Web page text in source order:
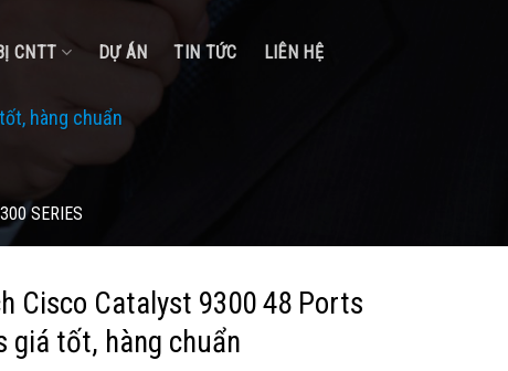
CNTT DỰ ÁN TIN TỨC LIÊN HỆ
hàng chuẩn
SERIES
Cisco Catalyst 9300 48 Ports
giá tốt, hàng chuẩn